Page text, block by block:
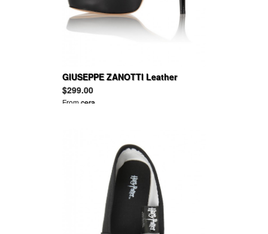
GIUSEPPE ZANOTTI Leather
platform pumps
$299.00
Fromcera